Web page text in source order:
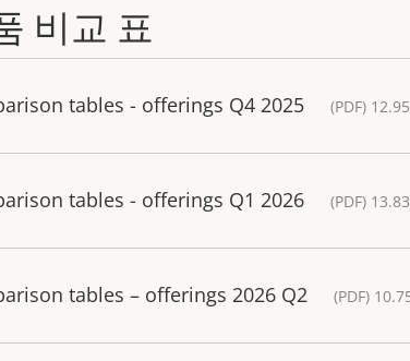
비교 표
tables - offerings Q4 2025 (PDF)
tables - offerings Q1 2026 (PDF)
tables – offerings 2026 Q2 (PDF)